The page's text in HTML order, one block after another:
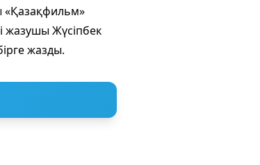
«Қазақфильм»
жазушы Жүсіпбек
жазды.